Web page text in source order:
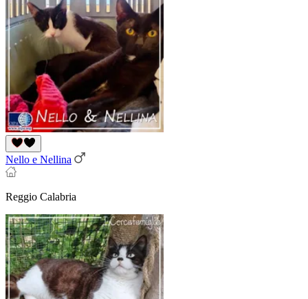
Nello e Nellina
Reggio Calabria